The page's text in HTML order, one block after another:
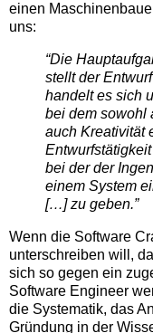
einen
uns:
“Die
stellt der
handelt es sich
bei dem sowohl
auch Kreativität
bei der der
einem System
[…] zu geben.”
Wenn die Software
unterschreiben will,
sich so gegen ein
Software Engineer
die Systematik, das
Gründung in der